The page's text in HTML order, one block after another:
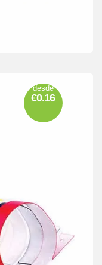
desde
€0.16